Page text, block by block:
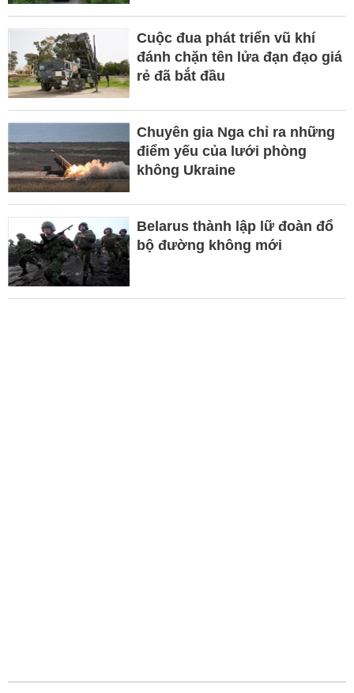
Cuộc đua phát triển vũ khí
đánh chặn tên lửa đạn đạo giá
rẻ đã bắt đầu
Chuyên gia Nga chỉ ra những
điểm yếu của lưới phòng
không Ukraine
Belarus thành lập lữ đoàn đổ
bộ đường không mới